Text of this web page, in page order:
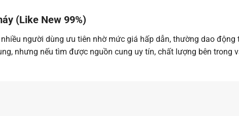
(Like New 99%)
người dùng ưu tiên nhờ mức giá hấp dẫn, thường dao
nhưng nếu tìm được nguồn cung uy tín, chất lượng bên trong